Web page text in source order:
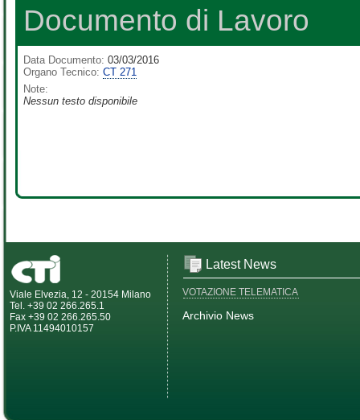
Documento di Lavoro
Data Documento: 03/03/2016
Organo Tecnico: CT 271
Note:
Nessun testo disponibile
Viale Elvezia, 12 - 20154 Milano
Tel. +39 02 266.265.1
Fax +39 02 266.265.50
P.IVA 11494010157
Latest News
VOTAZIONE TELEMATICA
Archivio News